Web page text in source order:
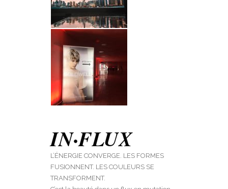
IN·FLUX
L’ÉNERGIE CONVERGE. LES FORMES
FUSIONNENT. LES COULEURS SE
TRANSFORMENT.